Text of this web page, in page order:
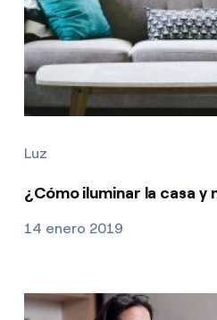
Luz
¿Cómo iluminar la casa
14 enero 2019